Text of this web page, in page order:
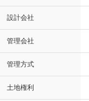
設計会社
管理会社
管理方式
土地権利